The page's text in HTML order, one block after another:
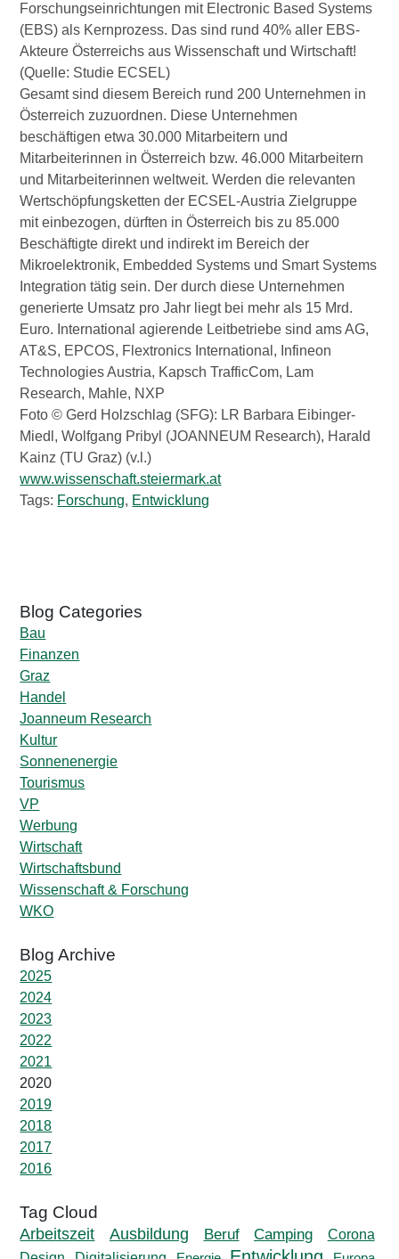
Forschungseinrichtungen mit Electronic Based Systems
(EBS) als Kernprozess. Das sind rund 40% aller EBS-
Akteure Österreichs aus Wissenschaft und Wirtschaft!
(Quelle: Studie ECSEL)
Gesamt sind diesem Bereich rund 200 Unternehmen in
Österreich zuzuordnen. Diese Unternehmen
beschäftigen etwa 30.000 Mitarbeitern und
Mitarbeiterinnen in Österreich bzw. 46.000 Mitarbeitern
und Mitarbeiterinnen weltweit. Werden die relevanten
Wertschöpfungsketten der ECSEL-Austria Zielgruppe
mit einbezogen, dürften in Österreich bis zu 85.000
Beschäftigte direkt und indirekt im Bereich der
Mikroelektronik, Embedded Systems und Smart Systems
Integration tätig sein. Der durch diese Unternehmen
generierte Umsatz pro Jahr liegt bei mehr als 15 Mrd.
Euro. International agierende Leitbetriebe sind ams AG,
AT&S, EPCOS, Flextronics International, Infineon
Technologies Austria, Kapsch TrafficCom, Lam
Research, Mahle, NXP
Foto © Gerd Holzschlag (SFG): LR Barbara Eibinger-
Miedl, Wolfgang Pribyl (JOANNEUM Research), Harald
Kainz (TU Graz) (v.l.)
www.wissenschaft.steiermark.at
Tags: Forschung, Entwicklung
Bau
Finanzen
Graz
Handel
Joanneum Research
Kultur
Sonnenenergie
Tourismus
VP
Werbung
Wirtschaft
Wirtschaftsbund
Wissenschaft & Forschung
WKO
2025
2024
2023
2022
2021
2020
2019
2018
2017
2016
Arbeitszeit Ausbildung Beruf Camping
Corona